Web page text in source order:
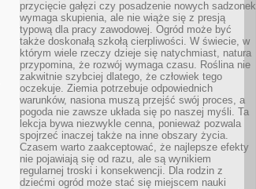
przycięcie gałęzi czy posadzenie nowych sadzonek
wymaga skupienia, ale nie wiąże się z presją
typową dla pracy zawodowej. Ogród może być
także doskonałą szkołą cierpliwości. W świecie, w
którym wiele rzeczy dzieje się natychmiast, natura
przypomina, że rozwój wymaga czasu. Roślina nie
zakwitnie szybciej dlatego, że człowiek tego
oczekuje. Ziemia potrzebuje odpowiednich
warunków, nasiona muszą przejść swój proces, a
pogoda nie zawsze układa się po naszej myśli. Ta
lekcja bywa niezwykle cenna, ponieważ pozwala
spojrzeć inaczej także na inne obszary życia.
Czasem warto zaakceptować, że najlepsze efekty
nie pojawiają się od razu, ale są wynikiem
regularnej troski i konsekwencji. Dla rodzin z
dziećmi ogród może stać się miejscem nauki